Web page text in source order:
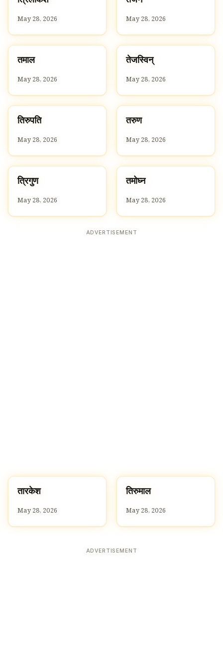
त
May 28, 2026 त
May 28, 2026
Tत
तमाल
May 28, 2026
Tत
तेजस्विन्
May 28, 2026
Tत
तिरुपति
May 28, 2026
Tत
तरुण
May 28, 2026
Tत
त्रिगुण
May 28, 2026
Tत
तमोघ्न
May 28, 2026
ADVERTISEMENT
Tत
तारकेश
May 28, 2026
Tत
तिरुमाल
May 28, 2026
ADVERTISEMENT